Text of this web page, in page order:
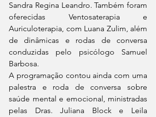
Sandra Regina Leandro. Também foram
oferecidas Ventosaterapia e
Auriculoterapia, com Luana Zulim, além
de dinâmicas e rodas de conversa
conduzidas pelo psicólogo Samuel
Barbosa.
A programação contou ainda com uma
palestra e roda de conversa sobre
saúde mental e emocional, ministradas
pelas Dras. Juliana Block e Leila